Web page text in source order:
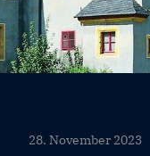
28. November 2023